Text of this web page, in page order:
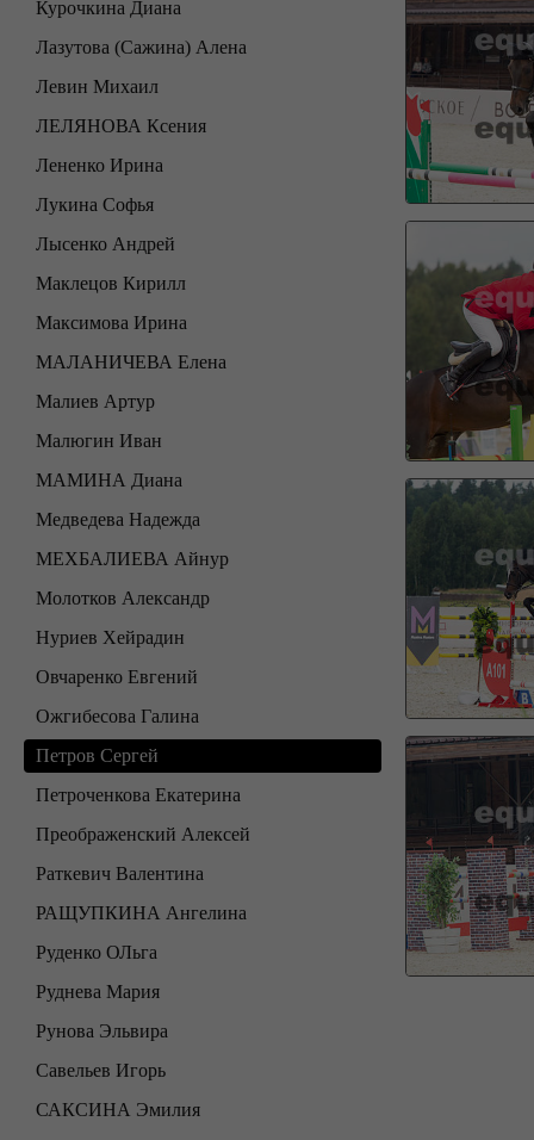
Курочкина Диана
Лазутова (Сажина) Алена
Левин Михаил
ЛЕЛЯНОВА Ксения
Лененко Ирина
Лукина Софья
Лысенко Андрей
Маклецов Кирилл
Максимова Ирина
МАЛАНИЧЕВА Елена
Малиев Артур
Малюгин Иван
МАМИНА Диана
Медведева Надежда
МЕХБАЛИЕВА Айнур
Молотков Александр
Нуриев Хейрадин
Овчаренко Евгений
Ожгибесова Галина
Петров Сергей
Петроченкова Екатерина
Преображенский Алексей
Раткевич Валентина
РАЩУПКИНА Ангелина
Руденко ОЛьга
Руднева Мария
Рунова Эльвира
Савельев Игорь
САКСИНА Эмилия